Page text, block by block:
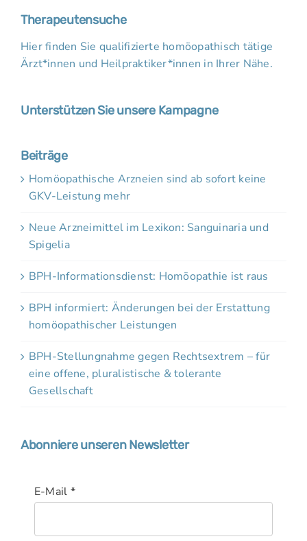
Therapeutensuche
Hier finden Sie qualifizierte homöopathisch tätige
Ärzt*innen und Heilpraktiker*innen in Ihrer Nähe.
Unterstützen Sie unsere Kampagne
Beiträge
Homöopathische Arzneien sind ab sofort keine
GKV-Leistung mehr
Neue Arzneimittel im Lexikon: Sanguinaria und
Spigelia
BPH-Informationsdienst: Homöopathie ist raus
BPH informiert: Änderungen bei der Erstattung
homöopathischer Leistungen
BPH-Stellungnahme gegen Rechtsextrem – für
eine offene, pluralistische & tolerante
Gesellschaft
Abonniere unseren Newsletter
E-Mail *